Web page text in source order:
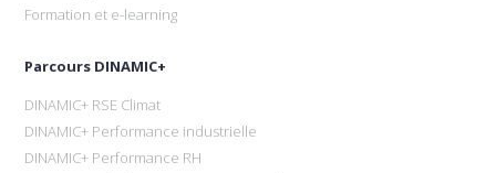
Formation et e-learning
Parcours DINAMIC+
DINAMIC+ RSE Climat
DINAMIC+ Performance industrielle
DINAMIC+ Performance RH